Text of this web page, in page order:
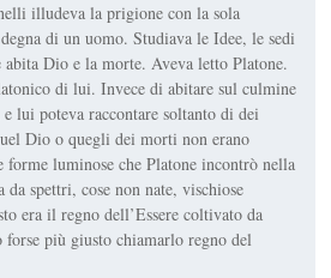
illudeva la prigione con la sola
di un uomo. Studiava le Idee, le sedi
Dio e la morte. Aveva letto Platone.
di lui. Invece di abitare sul culmine
lui poteva raccontare soltanto di dei
Dio o quegli dei morti non erano
luminose che Platone incontrò nella
spettri, cose non nate, vischiose
era il regno dell’Esse­re coltivato da
forse più giusto chiamar­lo regno del